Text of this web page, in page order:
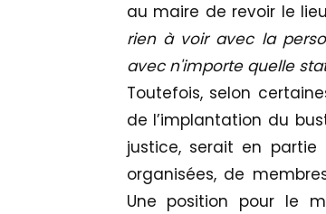
au maire de revoir le
rien à voir avec la
avec n'importe quelle
Toutefois, selon
de l’implantation du
justice, serait en
organisées, de
Une position pour le